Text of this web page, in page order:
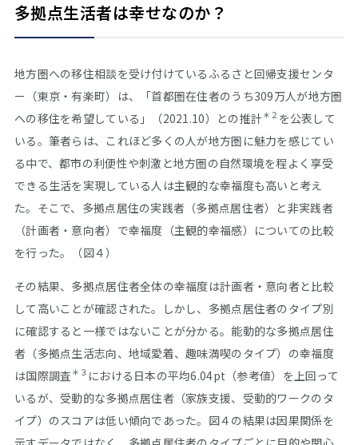
多拠点生活者は幸せなのか？
地方圏への移住相談を受け付けているふるさと回帰支援センタ
ー（東京・有楽町）は、「首都圏在住者のうち309万人が地方圏
への移住を希望している」（2021.10）との推計＊２ を公表して
いる。筆者らは、これほど多くの人が地方圏に魅力を感じてい
る中で、都市の利便性や刺激と地方圏の自然環境を程よく享受
できる生活を実現している人は主観的な幸福度も高いと考え
た。そこで、多拠点居住の実践者（多拠点居住者）と非実践者
（計画者・意向者）で幸福度（主観的幸福感）についての比較
を行った。（図４）
その結果、多拠点居住者全体の幸福度は計画者・意向者と比較
して高いことが確認された。しかし、多拠点居住者のタイプ別
に確認すると一様ではないことが分かる。能動的な多拠点居住
者（多拠点生活志向、地域愛着、趣味満喫のタイプ）の幸福度
は国際調査 ＊３ における日本の平均6.04pt（参考値）を上回って
いるが、受動的な多拠点居住者（家族支援、受動的ワークのタ
イプ）のスコアは低い傾向であった。図４の結果は因果関係を